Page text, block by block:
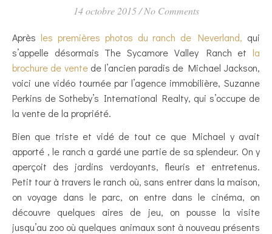
14 octobre 2015 / No Comments
Après les premières photos du ranch de Neverland, qui
s’appelle désormais The Sycamore Valley Ranch et la
brochure de ventede l’ancien paradis de Michael Jackson,
voici une vidéo tournée par l’agence immobilière, Suzanne
Perkins de Sotheby’s International Realty, qui s’occupe de
la vente de la propriété.
Bien que triste et vidé de tout ce que Michael y avait
apporté , le ranch a gardé une partie de sa splendeur. On y
aperçoit des jardins verdoyants, fleuris et entretenus.
Petit tour à travers le ranch où, sans entrer dans la maison,
on voyage dans le parc, on entre dans le cinéma, on
découvre quelques aires de jeu, on pousse la visite
jusqu’au zoo où quelques animaux sont à nouveau présents